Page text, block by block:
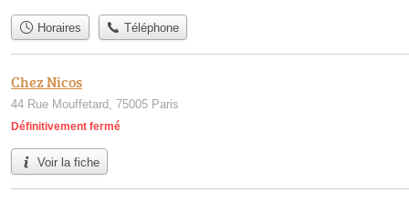
Horaires Téléphone
Chez Nicos
44 Rue Mouffetard, 75005 Paris
Définitivement fermé
Voir la fiche